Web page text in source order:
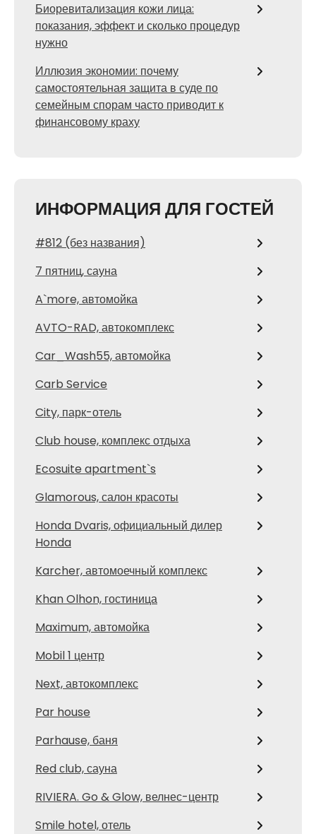
Биоревитализация кожи лица:
показания, эффект и сколько процедур
нужно
Иллюзия экономии: почему
самостоятельная защита в суде по
семейным спорам часто приводит к
финансовому краху
ИНФОРМАЦИЯ ДЛЯ ГОСТЕЙ
#812 (без названия)
7 пятниц, сауна
A`more, автомойка
AVTO-RAD, автокомплекс
Car_Wash55, автомойка
Carb Service
City, парк-отель
Club house, комплекс отдыха
Ecosuite apartment`s
Glamorous, салон красоты
Honda Dvaris, официальный дилер
Honda
Karcher, автомоечный комплекс
Khan Olhon, гостиница
Maximum, автомойка
Mobil 1 центр
Next, автокомплекс
Par house
Parhause, баня
Red сlub, сауна
RIVIERA. Go & Glow, велнес-центр
Smile hotel, отель